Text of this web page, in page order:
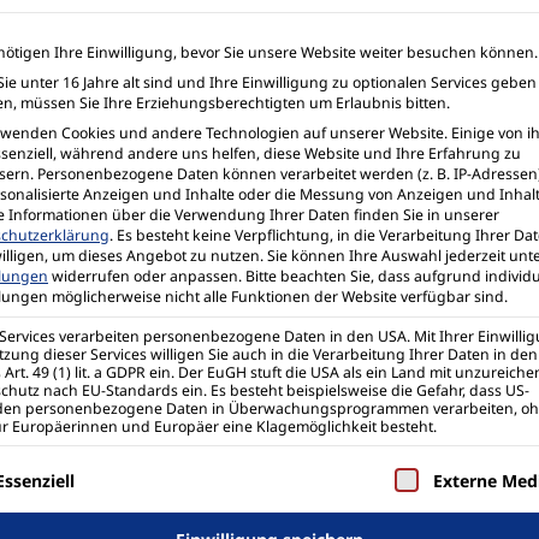
mathematischen
Detaillierte
ClassPad Math DE ist die neue Grafik- und
eingesetzt, wo sonst der Einsatz eines Grafik-
verpflichtend ist. Die App wird zu einem
Ihre Einwilligung, bevor Sie unsere Website weiter besuchen können.
unter 16 Jahre alt sind und Ihre Einwilligung zu optionalen Services geben
müssen Sie Ihre Erziehungsberechtigten um Erlaubnis bitten.
Cookies und andere Technologien auf unserer Website. Einige von
während andere uns helfen, diese Website und Ihre Erfahrung zu
Personenbezogene Daten können verarbeitet werden (z. B. IP-
Anzeigen und Inhalte oder die Messung von Anzeigen und
Informationen über die Verwendung Ihrer Daten finden Sie in unserer
. Es besteht keine Verpflichtung, in die Verarbeitung Ihrer
um dieses Angebot zu nutzen.Sie können Ihre Auswahl jederzeit
widerrufen oder anpassen. Bitte beachten Sie, dass aufgrund
möglicherweise nicht alle Funktionen der Website verfügbar sind.
verarbeiten personenbezogene Daten in den USA. Mit Ihrer
dieser Services willigen Sie auch in die Verarbeitung Ihrer Daten in den
49 (1) lit. a GDPR ein. Der EuGH stuft die USA als ein Land mit
nach EU-Standards ein. Es besteht beispielsweise die Gefahr, dass US-
personenbezogene Daten in Überwachungsprogrammen verarbeiten,
Europäerinnen und Europäer eine Klagemöglichkeit besteht.
eine Liste der Service-Gruppen, für die eine
Externe